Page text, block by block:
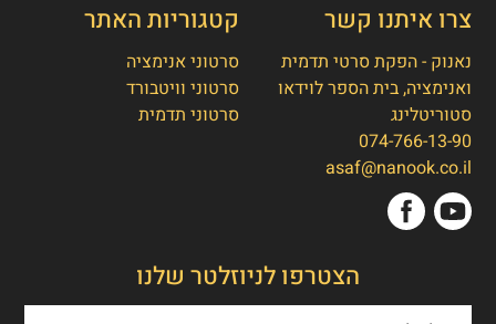
צרו איתנו קשר
נאנוק - הפקת סרטי תדמית
ואנימציה, בית הספר לוידאו
סטוריטלינג
074-766-13-90
asaf@nanook.co.il
קטגוריות האתר
סרטוני אנימציה
סרטוני וויטבורד
סרטוני תדמית
הצטרפו לניוזלטר שלנו
לאתר שלנו!
איך אפשר לעזור לכם היום?